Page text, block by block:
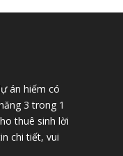
án hiếm có
3 trong 1
thuê sinh lời
chi tiết, vui